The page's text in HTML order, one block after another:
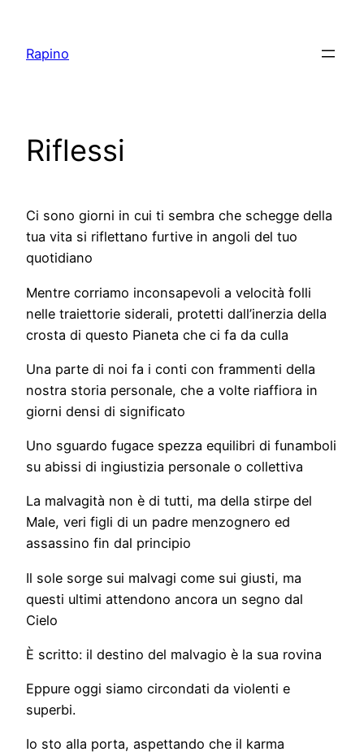
contenuto
Rapino
Riflessi
Ci sono giorni in cui ti sembra che schegge della
tua vita si riflettano furtive in angoli del tuo
quotidiano
Mentre corriamo inconsapevoli a velocità folli
nelle traiettorie siderali, protetti dall’inerzia della
crosta di questo Pianeta che ci fa da culla
Una parte di noi fa i conti con frammenti della
nostra storia personale, che a volte riaffiora in
giorni densi di significato
Uno sguardo fugace spezza equilibri di funamboli
su abissi di ingiustizia personale o collettiva
La malvagità non è di tutti, ma della stirpe del
Male, veri figli di un padre menzognero ed
assassino fin dal principio
Il sole sorge sui malvagi come sui giusti, ma
questi ultimi attendono ancora un segno dal
Cielo
È scritto: il destino del malvagio è la sua rovina
Eppure oggi siamo circondati da violenti e
superbi.
Io sto alla porta, aspettando che il karma